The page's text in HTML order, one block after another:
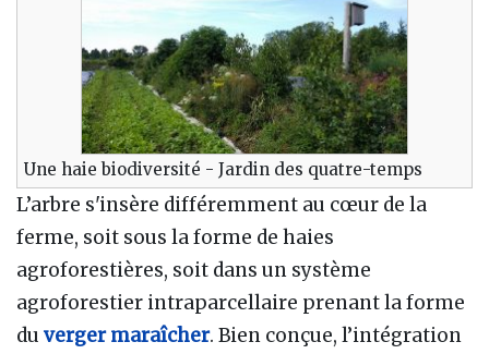
Une haie biodiversité - Jardin des quatre-temps
L’arbre s'insère différemment au cœur de la
ferme, soit sous la forme de haies
agroforestières, soit dans un système
agroforestier intraparcellaire prenant la forme
du verger maraîcher. Bien conçue, l’intégration